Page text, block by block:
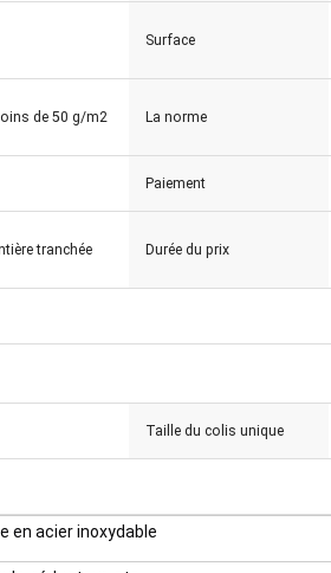
Surface
de 50 g/m2 La norme
Paiement
tranchée Durée du prix
Taille du colis unique
en acier inoxydable